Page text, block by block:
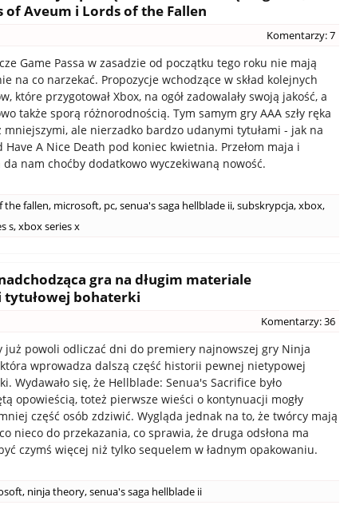
Aveum i Lords of the Fallen
Komentarzy: 7
Game Passa w zasadzie od początku tego roku nie mają
na co narzekać. Propozycje wchodzące w skład kolejnych
które przygotował Xbox, na ogół zadowalały swoją jakość, a
także sporą różnorodnością. Tym samym gry AAA szły ręka
mniejszymi, ale nierzadko bardzo udanymi tytułami - jak na
Have A Nice Death pod koniec kwietnia. Przełom maja i
da nam choćby dodatkowo wyczekiwaną nowość.
the fallen, microsoft, pc,senua's saga hellblade ii,subskrypcja,xbox,
s,xbox series x
gra na długim materiale
tytułowej bohaterki
Komentarzy: 36
już powoli odliczać dni do premiery najnowszej gry Ninja
wprowadza dalszą część historii pewnej nietypowej
Wydawało się, że Hellblade: Senua's Sacrifice było
opowieścią, toteż pierwsze wieści o kontynuacji mogły
część osób zdziwić. Wygląda jednak na to, że twórcy mają
nieco do przekazania, co sprawia, że druga odsłona ma
czymś więcej niż tylko sequelem w ładnym opakowaniu.
, ninja theory,senua's saga hellblade ii